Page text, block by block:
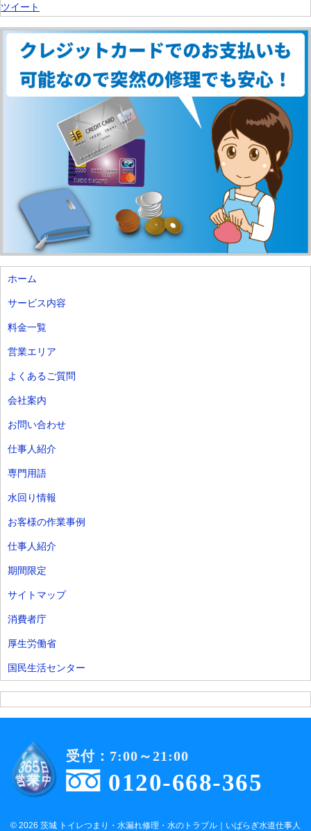
ツイート
ホーム
サービス内容
料金一覧
営業エリア
よくあるご質問
会社案内
お問い合わせ
仕事人紹介
専門用語
水回り情報
お客様の作業事例
仕事人紹介
期間限定
サイトマップ
消費者庁
厚生労働省
国民生活センター
0120-668-365
受付：7:00～21:00
© 2026 茨城 トイレつまり・水漏れ修理・水のトラブル｜いばらぎ水道仕事人